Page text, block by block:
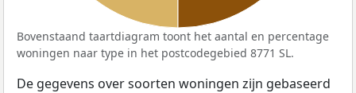
Bovenstaand taartdiagram toont het aantal en percentage
woningen naar type in het postcodegebied 8771 SL.
De gegevens over soorten woningen zijn gebaseerd